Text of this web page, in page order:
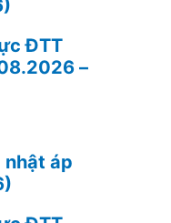
ĐTT
–
nhật áp